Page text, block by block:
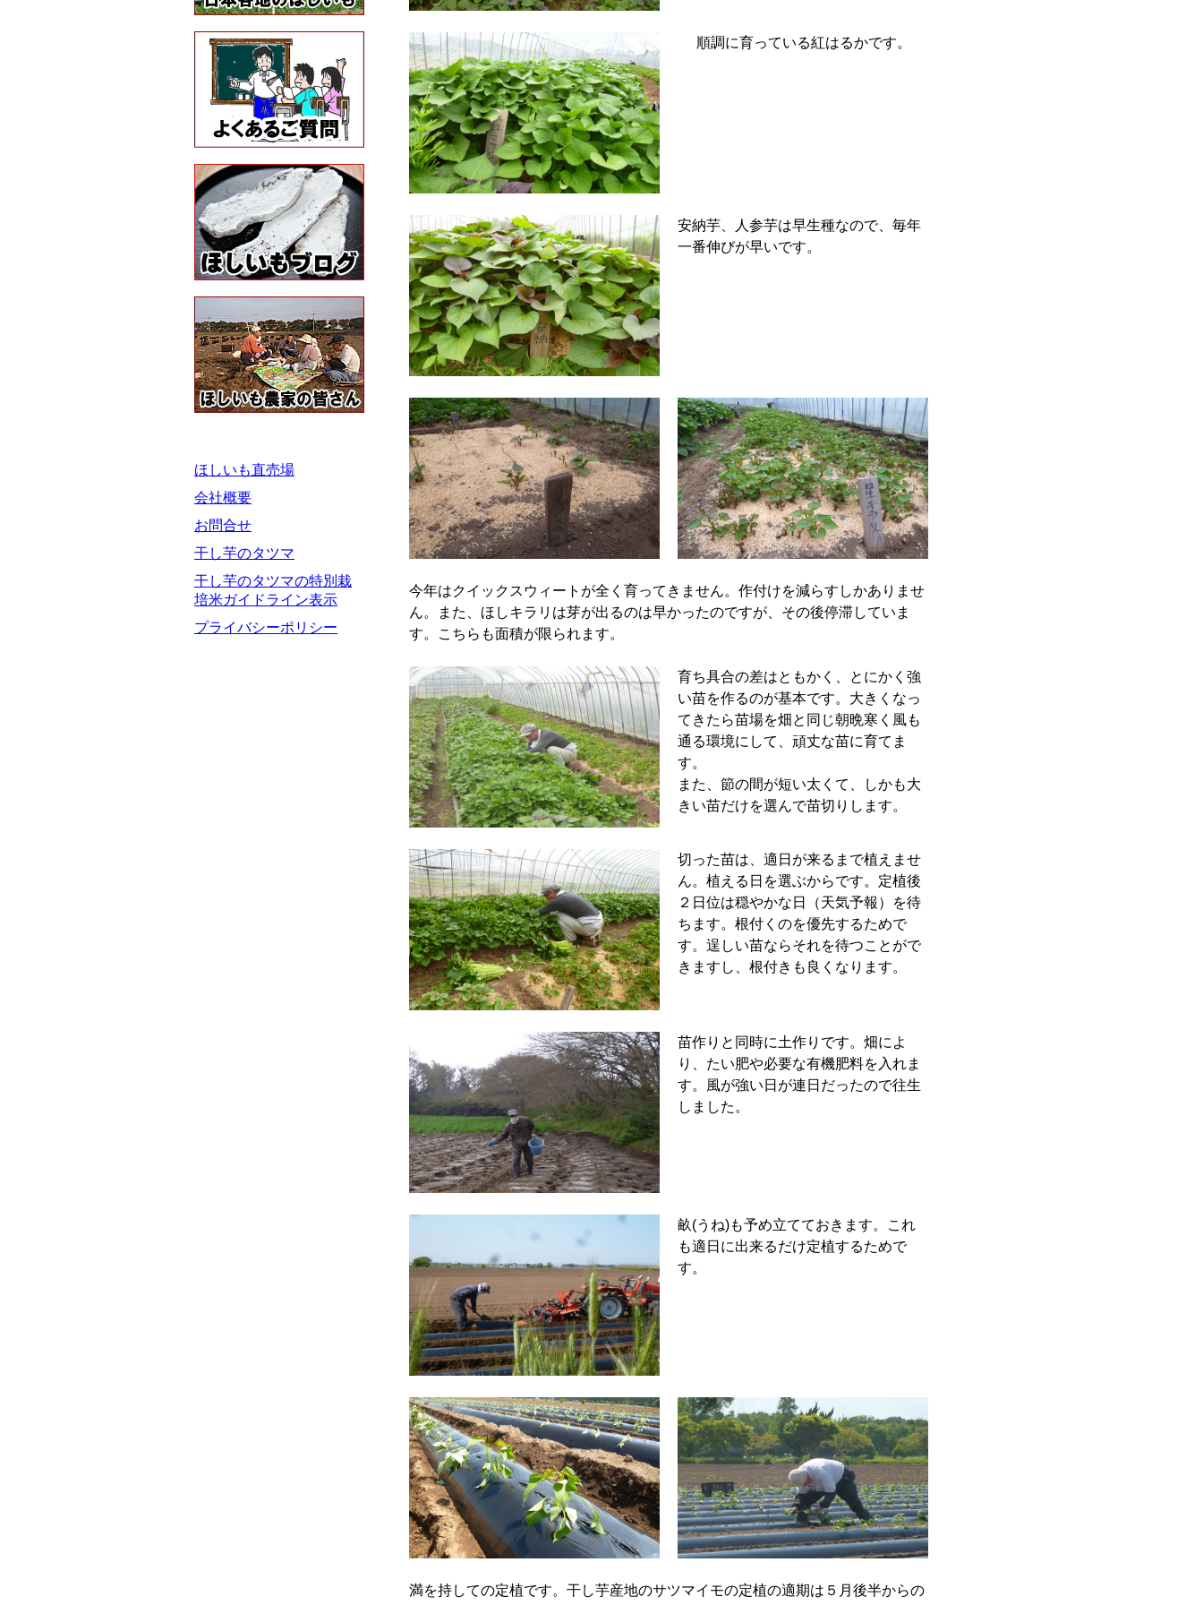
ほしいも直売場
会社概要
お問合せ
干し芋のタツマ
干し芋のタツマの特別栽
培米ガイドライン表示
プライバシーポリシー
順調に育っている紅はるかです。
安納芋、人参芋は早生種なので、毎年
一番伸びが早いです。
今年はクイックスウィートが全く育ってきません。作付けを減らすしかありませ
ん。また、ほしキラリは芽が出るのは早かったのですが、その後停滞していま
す。こちらも面積が限られます。
育ち具合の差はともかく、とにかく強
い苗を作るのが基本です。大きくなっ
てきたら苗場を畑と同じ朝晩寒く風も
通る環境にして、頑丈な苗に育てま
す。
また、節の間が短い太くて、しかも大
きい苗だけを選んで苗切りします。
切った苗は、適日が来るまで植えませ
ん。植える日を選ぶからです。定植後
２日位は穏やかな日（天気予報）を待
ちます。根付くのを優先するためで
す。逞しい苗ならそれを待つことがで
きますし、根付きも良くなります。
苗作りと同時に土作りです。畑によ
り、たい肥や必要な有機肥料を入れま
す。風が強い日が連日だったので往生
しました。
畝(うね)も予め立てておきます。これ
も適日に出来るだけ定植するためで
す。
満を持しての定植です。干し芋産地のサツマイモの定植の適期は５月後半からの